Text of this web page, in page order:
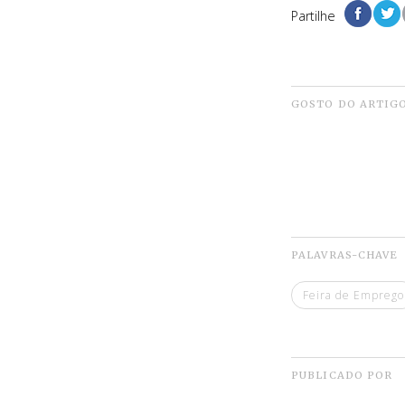
Partilhe
GOSTO DO
PALAVRAS-CHAVE
Feira de Emprego
PUBLICADO POR